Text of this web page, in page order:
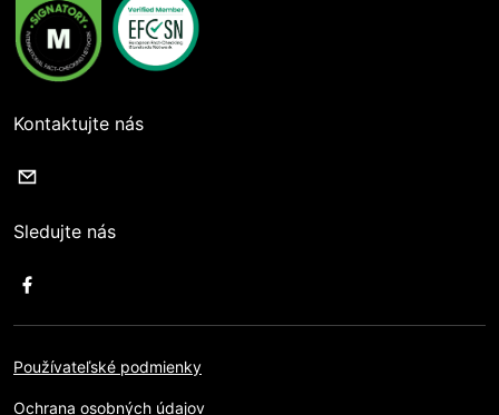
Kontaktujte nás
Sledujte nás
Používateľské podmienky
Ochrana osobných údajov